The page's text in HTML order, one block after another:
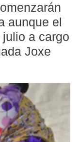
aunque el
a cargo
Joxe